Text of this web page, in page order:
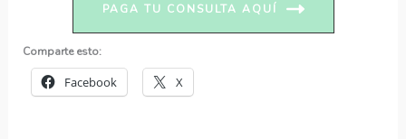
PAGA TU CONSULTA AQUÍ
Comparte esto:
Facebook X